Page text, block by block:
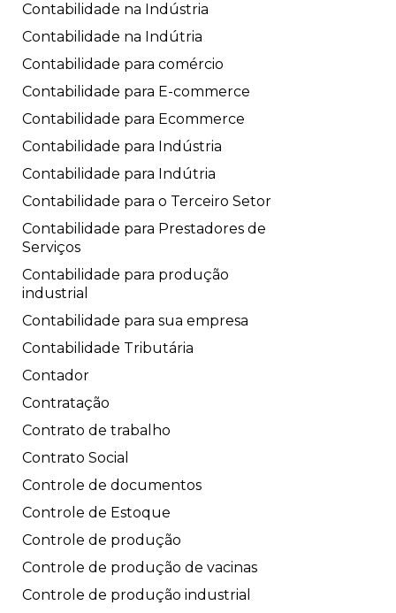
Contabilidade na Indústria
Contabilidade na Indútria
Contabilidade para comércio
Contabilidade para E-commerce
Contabilidade para Ecommerce
Contabilidade para Indústria
Contabilidade para Indútria
Contabilidade para o Terceiro Setor
Contabilidade para Prestadores de
Serviços
Contabilidade para produção
industrial
Contabilidade para sua empresa
Contabilidade Tributária
Contador
Contratação
Contrato de trabalho
Contrato Social
Controle de documentos
Controle de Estoque
Controle de produção
Controle de produção de vacinas
Controle de produção industrial